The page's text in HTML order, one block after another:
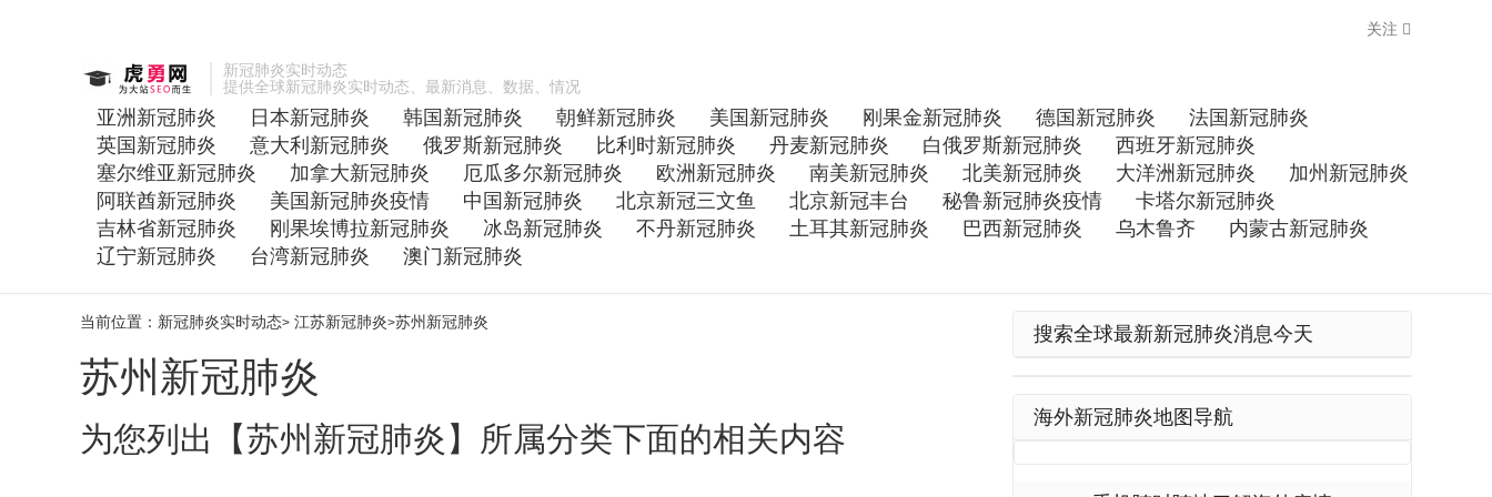
新冠肺炎实时动态
提供全球新冠肺炎实时动态、最新消息、数据、情况
亚洲新冠肺炎 日本新冠肺炎 韩国新冠肺炎 朝鲜新冠肺炎 美国新冠肺炎 刚果金新冠肺炎 德国新冠肺炎
法国新冠肺炎
英国新冠肺炎
意大利新冠肺炎 俄罗斯新冠肺炎 比利时新冠肺炎 丹麦新冠肺炎 白俄罗斯新冠肺炎
西班牙新冠肺炎
塞尔维亚新冠肺炎
加拿大新冠肺炎 厄瓜多尔新冠肺炎 欧洲新冠肺炎 南美新冠肺炎 北美新冠肺炎 大洋洲新冠肺炎
加州新冠肺炎
阿联酋新冠肺炎
美国新冠肺炎疫情 中国新冠肺炎 北京新冠三文鱼 北京新冠丰台 秘鲁新冠肺炎疫情
卡塔尔新冠肺炎
吉林省新冠肺炎
刚果埃博拉新冠肺炎 冰岛新冠肺炎 不丹新冠肺炎 土耳其新冠肺炎 巴西新冠肺炎 乌木鲁齐
内蒙古新冠肺炎
辽宁新冠肺炎
台湾新冠肺炎 澳门新冠肺炎
关注
当前位置： 新冠肺炎实时动态> 江苏新冠肺炎>苏州新冠肺炎
苏州新冠肺炎
为您列出【苏州新冠肺炎】所属分类下面的相关内容
搜索全球最新新冠肺炎消息今天
海外新冠肺炎地图导航